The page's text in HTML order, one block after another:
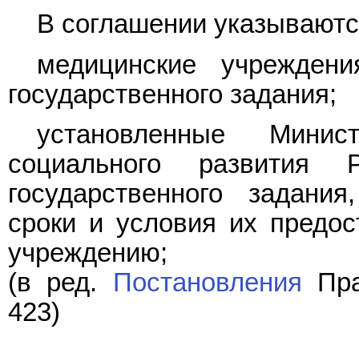
В соглашении
медицинские
государственного задания;
установленные
социального развития
государственного
сроки и условия их
учреждению;
(в ред. Постановления
423)